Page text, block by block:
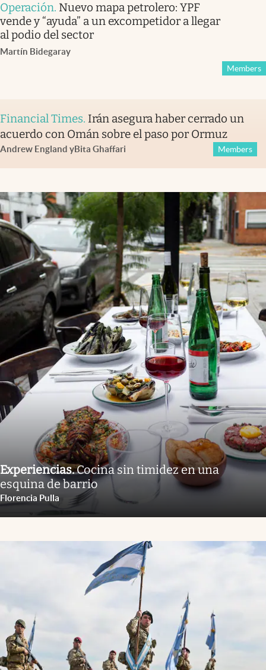
Operación. Nuevo mapa petrolero: YPF
vende y “ayuda” a un excompetidor a llegar
al podio del sector
Martín Bidegaray
Members
Financial Times. Irán asegura haber cerrado un
acuerdo con Omán sobre el paso por Ormuz
Andrew England yBita Ghaffari Members
Experiencias.Cocina sin timidez en una
esquina de barrio
Florencia Pulla